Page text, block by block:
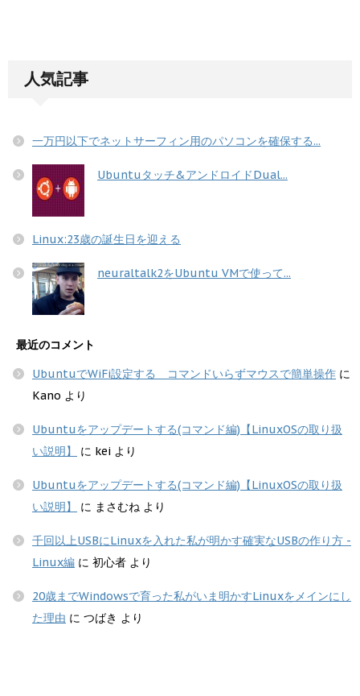
人気記事
一万円以下でネットサーフィン用のパソコンを確保する...
Ubuntuタッチ&アンドロイドDual...
Linux:23歳の誕生日を迎える
neuraltalk2をUbuntu VMで使って...
最近のコメント
UbuntuでWiFi設定する コマンドいらずマウスで簡単操作 に
Kano より
Ubuntuをアップデートする(コマンド編)【LinuxOSの取り扱
い説明】
に kei より
Ubuntuをアップデートする(コマンド編)【LinuxOSの取り扱
い説明】
に まさむね より
千回以上USBにLinuxを入れた私が明かす確実なUSBの作り方 -
Linux編 に 初心者 より
20歳までWindowsで育った私がいま明かすLinuxをメインにし
た理由 に つばき より